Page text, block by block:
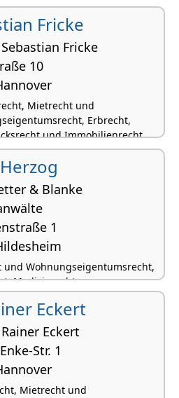
Fricke
Fricke
10
Mietrecht und
Erbrecht,
und Immobilienrecht,
& Blanke
1
und Wohnungseigentumsrecht,
Medizinrecht,
Verwaltungsrecht
Eckert
Eckert
Str. 1
Mietrecht und